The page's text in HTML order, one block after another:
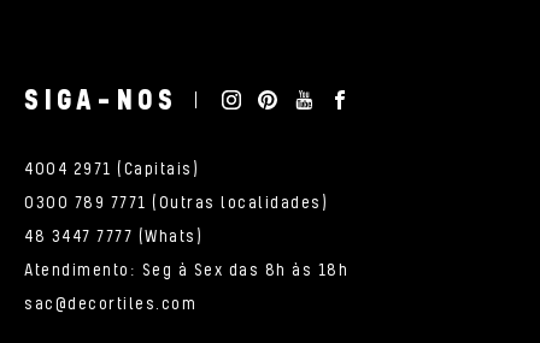
SIGA-NOS
4004 2971 (Capitais)
0300 789 7771 (Outras localidades)
48 3447 7777 (Whats)
Atendimento: Seg à Sex das 8h às 18h
sac@decortiles.com